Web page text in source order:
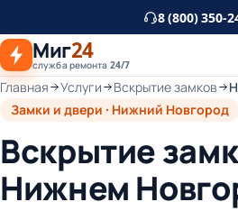
основному
контенту
8 (800) 350-
Миг24
служба ремонта 24/7
Главная Услуги Вскрытие замков
Замки и двери · Нижний Новгород
Вскрытие
Нижнем